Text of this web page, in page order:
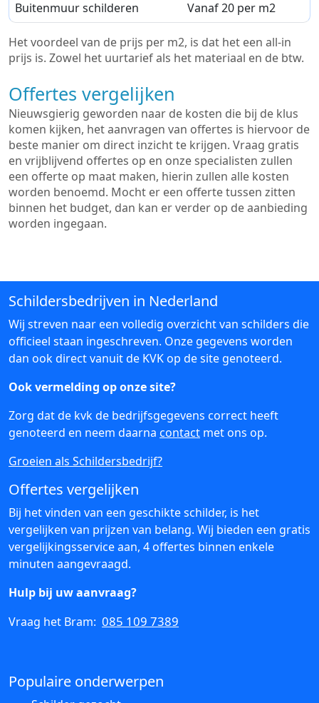
Buitenmuur schilderen
Vanaf 20 per m2
Het voordeel van de prijs per m2, is dat het een all-in
prijs is. Zowel het uurtarief als het materiaal en de btw.
Offertes vergelijken
Nieuwsgierig geworden naar de kosten die bij de klus
komen kijken, het aanvragen van offertes is hiervoor de
beste manier om direct inzicht te krijgen. Vraag gratis
en vrijblijvend offertes op en onze specialisten zullen
een offerte op maat maken, hierin zullen alle kosten
worden benoemd. Mocht er een offerte tussen zitten
binnen het budget, dan kan er verder op de aanbieding
worden ingegaan.
Schildersbedrijven in Nederland
Wij streven naar een volledig overzicht van schilders die
officieel staan ingeschreven. Onze gegevens worden
dan ook direct vanuit de KVK op de site genoteerd.
Ook vermelding op onze site?
Zorg dat de kvk de bedrijfsgegevens correct heeft
genoteerd en neem daarna contact met ons op.
Groeien als Schildersbedrijf?
Offertes vergelijken
Bij het vinden van een geschikte schilder, is het
vergelijken van prijzen van belang. Wij bieden een gratis
vergelijkingsservice aan, 4 offertes binnen enkele
minuten aangevraagd.
Hulp bij uw aanvraag?
Vraag het Bram: 085 109 7389
Populaire onderwerpen